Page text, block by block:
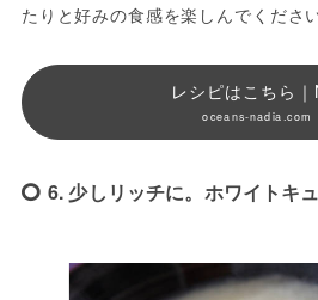
たりと好みの食感を楽しんでください
レシピはこちら
oceans-nadia.com
6. 少しリッチに。ホワイトキ